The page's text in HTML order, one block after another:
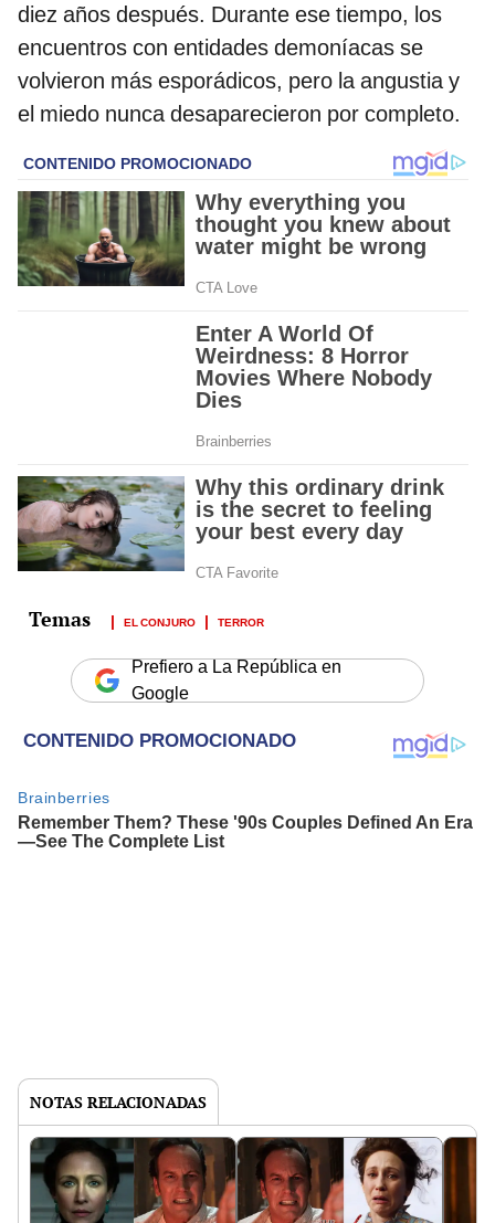
diez años después. Durante ese tiempo, los
encuentros con entidades demoníacas se
volvieron más esporádicos, pero la angustia y
el miedo nunca desaparecieron por completo.
EL CONJURO TERROR
Prefiero a La República en
Google
NOTAS RELACIONADAS